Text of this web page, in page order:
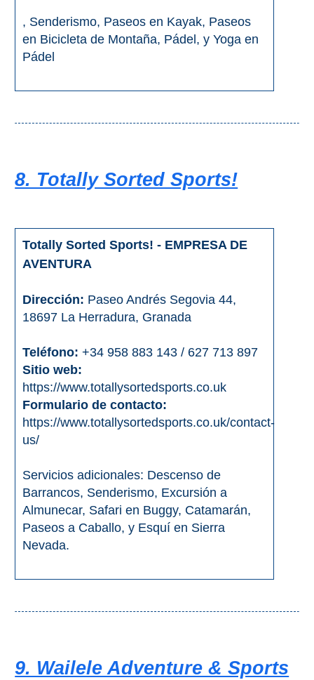
, Senderismo, Paseos en Kayak, Paseos
en Bicicleta de Montaña, Pádel, y Yoga en
Pádel
8. Totally Sorted Sports!
Totally Sorted Sports! - EMPRESA DE
AVENTURA
Dirección: Paseo Andrés Segovia 44,
18697 La Herradura, Granada
Teléfono: +34 958 883 143 / 627 713 897
Sitio web:
https://www.totallysortedsports.co.uk
Formulario de contacto:
https://www.totallysortedsports.co.uk/contact-
us/
Servicios adicionales: Descenso de
Barrancos, Senderismo, Excursión a
Almunecar, Safari en Buggy, Catamarán,
Paseos a Caballo, y Esquí en Sierra
Nevada.
9. Wailele Adventure & Sports